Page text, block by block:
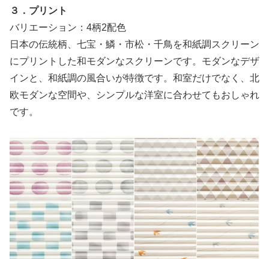
３．プリント
バリエーション：4柄2配色
日本の伝統柄、七宝・鱗・市松・千鳥を和紙調スクリーン
にプリントした和モダンなスクリーンです。モダンなデザ
インと、和紙調の風合いが特徴です。和室だけでなく、北
欧モダンな空間や、シンプルな洋室に合わせてもおしゃれ
です。